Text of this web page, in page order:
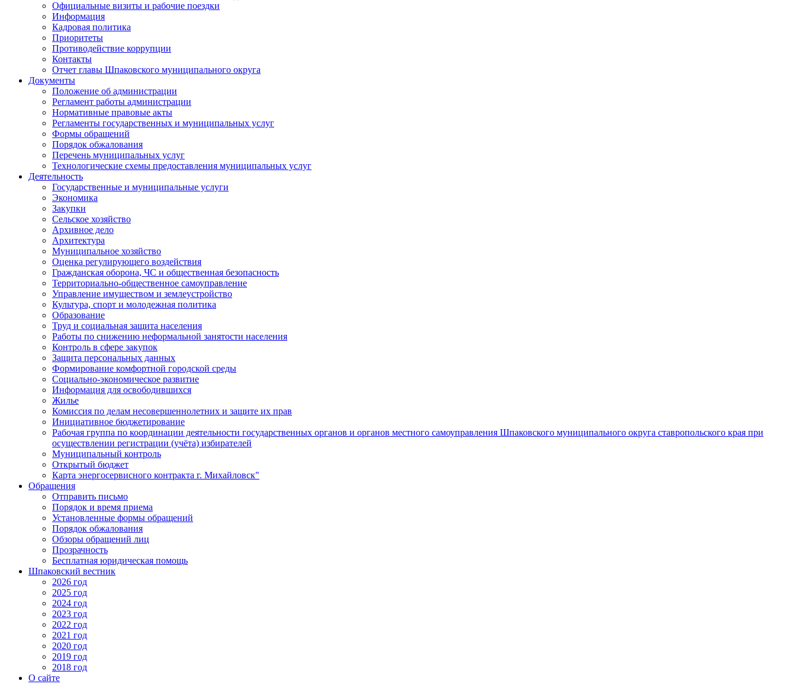
Официальные визиты и рабочие поездки
Информация
Кадровая политика
Приоритеты
Противодействие коррупции
Контакты
Отчет главы Шпаковского муниципального округа
Документы
Положение об администрации
Регламент работы администрации
Нормативные правовые акты
Регламенты государственных и муниципальных услуг
Формы обращений
Порядок обжалования
Перечень муниципальных услуг
Технологические схемы предоставления муниципальных услуг
Деятельность
Государственные и муниципальные услуги
Экономика
Закупки
Сельское хозяйство
Архивное дело
Архитектура
Муниципальное хозяйство
Оценка регулирующего воздействия
Гражданская оборона, ЧС и общественная безопасность
Территориально-общественное самоуправление
Управление имуществом и землеустройство
Культура, спорт и молодежная политика
Образование
Труд и социальная защита населения
Работы по снижению неформальной занятости населения
Контроль в сфере закупок
Защита персональных данных
Формирование комфортной городской среды
Социально-экономическое развитие
Информация для освободившихся
Жилье
Комиссия по делам несовершеннолетних и защите их прав
Инициативное бюджетирование
Рабочая группа по координации деятельности государственных органов и органов местного самоуправления Шпаковского муниципального округа ставропольского края при
осуществлении регистрации (учёта) избирателей
Муниципальный контроль
Открытый бюджет
Карта энергосервисного контракта г. Михайловск"
Обращения
Отправить письмо
Порядок и время приема
Установленные формы обращений
Порядок обжалования
Обзоры обращений лиц
Прозрачность
Бесплатная юридическая помощь
Шпаковский вестник
2026 год
2025 год
2024 год
2023 год
2022 год
2021 год
2020 год
2019 год
2018 год
О сайте